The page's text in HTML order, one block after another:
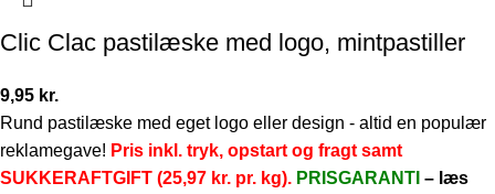
Clic Clac pastilæske med logo, mintpastiller
9,95 kr.
Rund pastilæske med eget logo eller design - altid en populær
reklamegave! Pris inkl. tryk, opstart og fragt samt
SUKKERAFTGIFT (25,97 kr. pr. kg). PRISGARANTI – læs